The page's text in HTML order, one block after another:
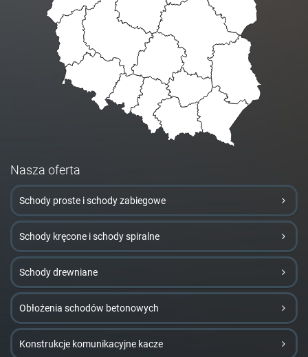
Nasza oferta
Schody proste i schody zabiegowe
Schody kręcone i schody spiralne
Schody drewniane
Obłożenia schodów betonowych
Konstrukcje komunikacyjne kacze